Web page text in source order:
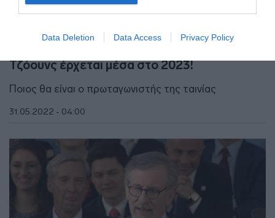
Data Deletion Data Access Privacy Policy
ΠΟΛΙΤΙΣΜΟΣ
Τζόουνς έρχεται μέσα στο 2023!
Ποιος θα είναι ο πρωταγωνιστής της ταινίας
31.05.2022 - 04:00